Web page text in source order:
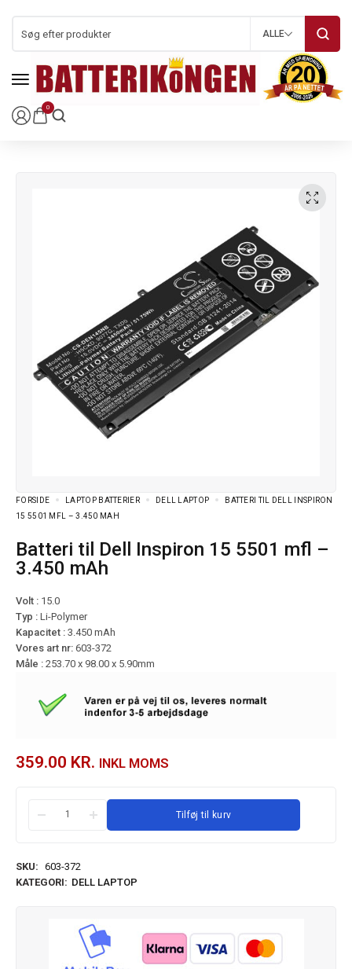
0
ALLE
FORSIDE LAPTOP BATTERIER DELL LAPTOP
BATTERI TIL DELL INSPIRON
15 5501 MFL – 3.450 MAH
Batteri til Dell Inspiron 15 5501 mfl –
3.450 mAh
Volt : 15.0
Typ : Li-Polymer
Kapacitet : 3.450 mAh
Vores art nr: 603-372
Måle : 253.70 x 98.00 x 5.90mm
359.00 KR. INKL MOMS
Tilføj til kurv
SKU: 603-372
KATEGORI: DELL LAPTOP